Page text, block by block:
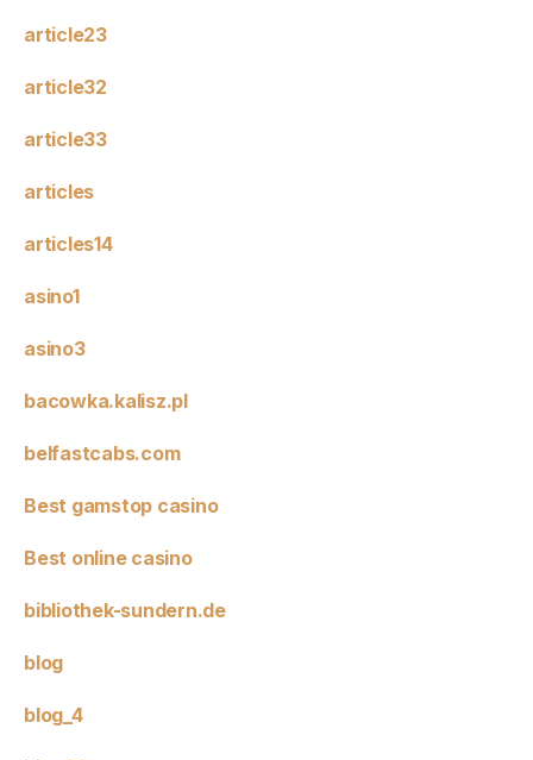
article23
article32
article33
articles
articles14
asino1
asino3
bacowka.kalisz.pl
belfastcabs.com
Best gamstop casino
Best online casino
bibliothek-sundern.de
blog
blog_4